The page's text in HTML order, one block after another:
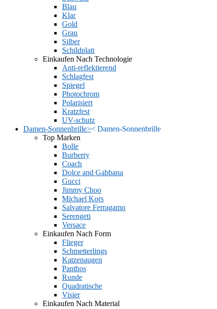
Blau
Klar
Gold
Grau
Silber
Schildplatt
Einkaufen Nach Technologie
Anti-reflektierend
Schlagfest
Spiegel
Photochrom
Polarisiert
Kratzfest
UV-schutz
Damen-Sonnenbrille>< Damen-Sonnenbrille
Top Marken
Bolle
Burberry
Coach
Dolce and Gabbana
Gucci
Jimmy Choo
Michael Kors
Salvatore Ferragamo
Serengeti
Versace
Einkaufen Nach Form
Flieger
Schmetterlings
Katzenaugen
Panthos
Runde
Quadratische
Visier
Einkaufen Nach Material